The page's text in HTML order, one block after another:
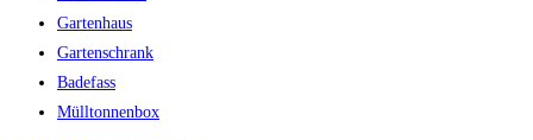
Gartenhaus
Gartenschrank
Badefass
Mülltonnenbox